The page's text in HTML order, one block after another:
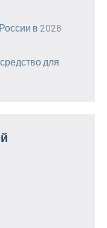
в 2026
для